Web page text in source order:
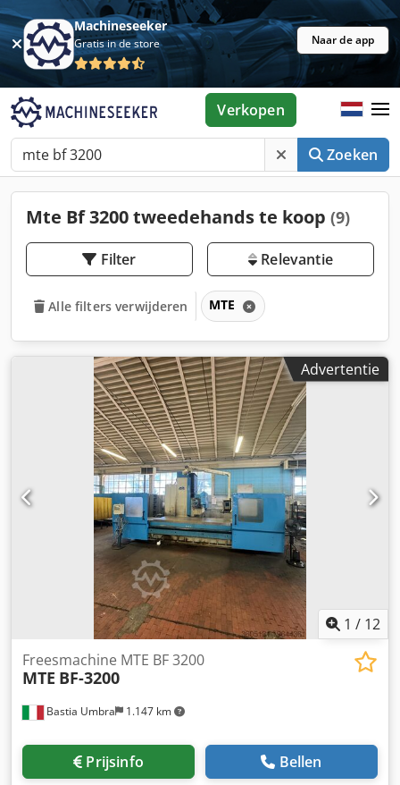
Machineseeker
Gratis in de store Naar de app
Zoeken
Verkopen
Mte Bf 3200 tweedehands te koop (9)
Filter Relevantie
Alle filters verwijderen MTE
Advertentie
1 / 12
Bastia Umbra 1.147 km
Freesmachine MTE BF 3200
MTE BF-3200
Prijsinfo Bellen